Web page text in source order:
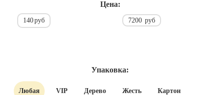
Цена:
140руб 7200 руб
Упаковка:
Любая VIP Дерево Жесть Картон